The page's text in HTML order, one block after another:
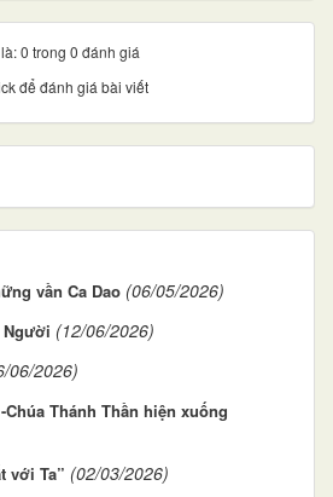
0 trong 0 đánh giá
để đánh giá bài viết
vần Ca Dao (06/05/2026)
Người (12/06/2026)
06/2026)
Thánh Thần hiện xuống
với Ta” (02/03/2026)